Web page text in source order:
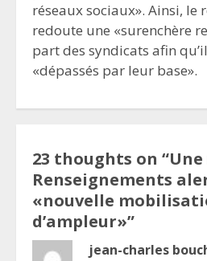
réseaux sociaux». Ainsi, le
redoute une «surenchère
part des syndicats afin
«dépassés par leur base».
23 thoughts on “
Renseignements
«nouvelle
d’ampleur»”
jean-charles